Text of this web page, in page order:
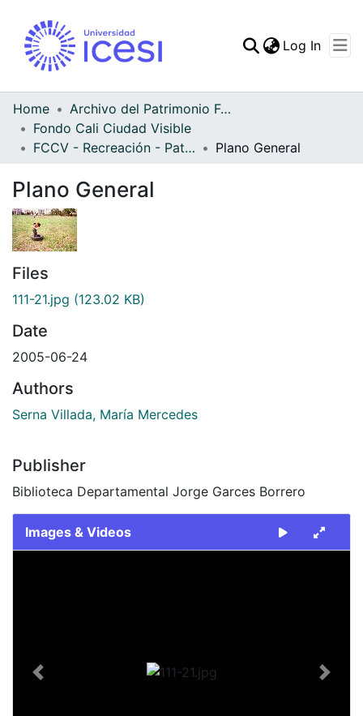
Log In
Home
Archivo del Patrimonio Fotográfico y Fílmico del Valle del Cauca
Fondo Cali Ciudad Visible
FCCV - Recreación - Patrimonial
Plano General
Plano General
Files
111-21.jpg (123.02 KB)
Date
2005-06-24
Authors
Serna Villada, María Mercedes
Publisher
Biblioteca Departamental Jorge Garces Borrero
Images & Videos
Previous Next